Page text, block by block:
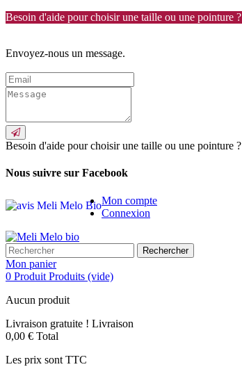
Besoin d'aide pour choisir une taille ou une pointure ?
Envoyez-nous un message.
Besoin d'aide pour choisir une taille ou une pointure ?
Nous suivre sur Facebook
Mon compte
Connexion
Rechercher
Mon panier
0 Produit Produits (vide)
Aucun produit
Livraison gratuite ! Livraison
0,00 € Total
Les prix sont TTC